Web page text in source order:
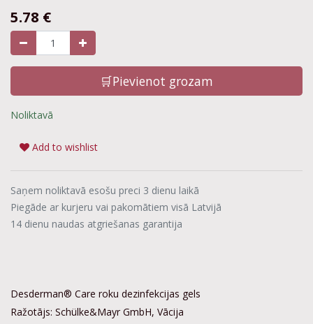
5.78 €
🛒Pievienot grozam
Noliktavā
Add to wishlist
Saņem noliktavā esošu preci 3 dienu laikā
Piegāde ar kurjeru vai pakomātiem visā Latvijā
14 dienu naudas atgriešanas garantija
Desderman® Care roku dezinfekcijas gels
Ražotājs: Schülke&Mayr GmbH, Vācija